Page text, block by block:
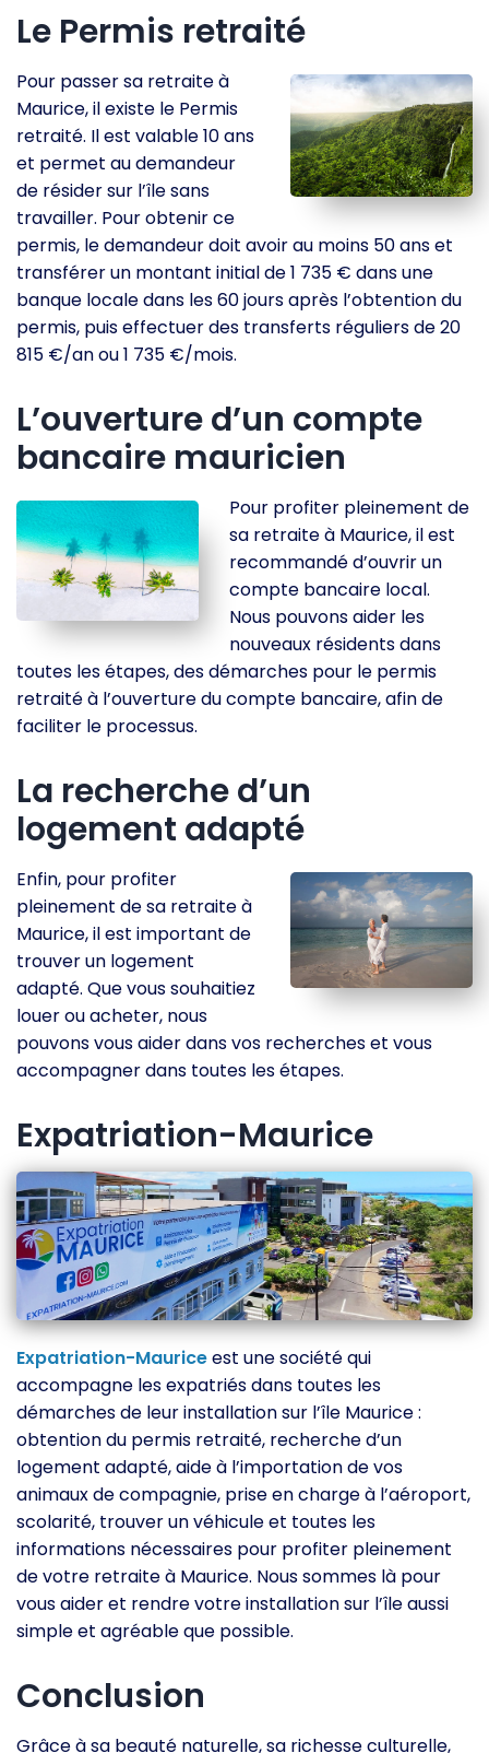
Le Permis retraité
Pour passer sa retraite à
Maurice, il existe le Permis
retraité. Il est valable 10 ans
et permet au demandeur
de résider sur l’île sans
travailler. Pour obtenir ce
permis, le demandeur doit avoir au moins 50 ans et
transférer un montant initial de 1 735 € dans une
banque locale dans les 60 jours après l’obtention du
permis, puis effectuer des transferts réguliers de 20
815 €/an ou 1 735 €/mois.
L’ouverture d’un compte
bancaire mauricien
Pour profiter pleinement de
sa retraite à Maurice, il est
recommandé d’ouvrir un
compte bancaire local.
Nous pouvons aider les
nouveaux résidents dans
toutes les étapes, des démarches pour le permis
retraité à l’ouverture du compte bancaire, afin de
faciliter le processus.
La recherche d’un
logement adapté
Enfin, pour profiter
pleinement de sa retraite à
Maurice, il est important de
trouver un logement
adapté. Que vous souhaitiez
louer ou acheter, nous
pouvons vous aider dans vos recherches et vous
accompagner dans toutes les étapes.
Expatriation-Maurice
Expatriation-Mauriceest une société qui
accompagne les expatriés dans toutes les
démarches de leur installation sur l’île Maurice :
obtention du permis retraité, recherche d’un
logement adapté, aide à l’importation de vos
animaux de compagnie, prise en charge à l’aéroport,
scolarité, trouver un véhicule et toutes les
informations nécessaires pour profiter pleinement
de votre retraite à Maurice. Nous sommes là pour
vous aider et rendre votre installation sur l’île aussi
simple et agréable que possible.
Conclusion
Grâce à sa beauté naturelle, sa richesse culturelle,